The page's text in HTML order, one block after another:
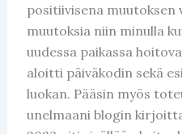
positiivisena muutoksen
muutoksia niin minulla
uudessa paikassa
aloitti päiväkodin sekä
luokan. Pääsin myös
unelmaani blogin